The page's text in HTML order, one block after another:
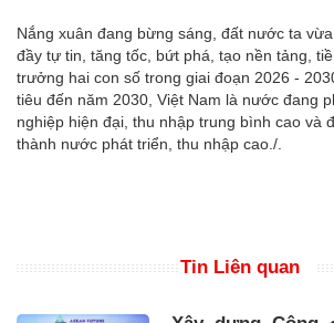
Nắng xuân đang bừng sáng, đất nước ta
đầy tự tin, tăng tốc, bứt phá, tạo nền tảng,
trưởng hai con số trong giai đoạn 2026 -
tiêu đến năm 2030, Việt Nam là nước đang
nghiệp hiện đại, thu nhập trung bình cao và
thành nước phát triển, thu nhập cao./.
Tin Liên quan